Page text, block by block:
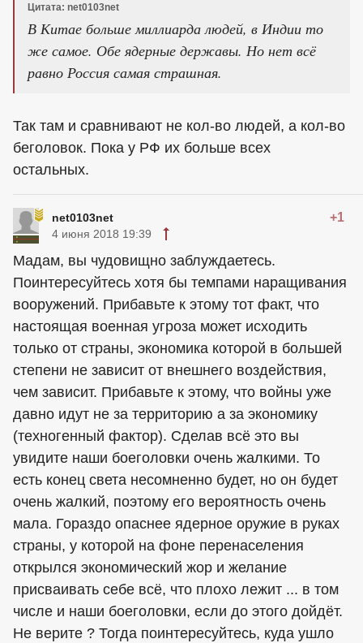
Цитата: net0103net
В Китае больше миллиарда людей, в Индии то
же самое. Обе ядерные державы. Но нет всё
равно Россия самая страшная.
Так там и сравнивают не кол-во людей, а кол-во
беголовок. Пока у РФ их больше всех
остальных.
net0103net +1
4 июня 2018 19:39
Мадам, вы чудовищно заблуждаетесь.
Поинтересуйтесь хотя бы темпами наращивания
вооружений. Прибавьте к этому тот факт, что
настоящая военная угроза может исходить
только от страны, экономика которой в большей
степени не зависит от внешнего воздействия,
чем зависит. Прибавьте к этому, что войны уже
давно идут не за территорию а за экономику
(техногенный фактор). Сделав всё это вы
увидите наши боеголовки очень жалкими. То
есть конец света несомненно будет, но он будет
очень жалкий, поэтому его вероятность очень
мала. Гораздо опаснее ядерное оружие в руках
страны, у которой на фоне перенаселения
открылся экономический жор и желание
присваивать себе всё, что плохо лежит ... в том
числе и наши боеголовки, если до этого дойдёт.
Не верите ? Тогда поинтересуйтесь, куда ушло